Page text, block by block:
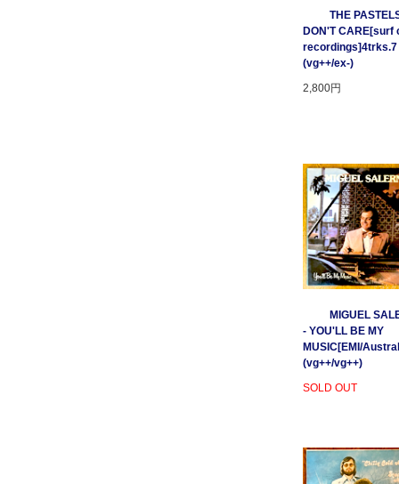
THE
DON'T CARE[surf
recordings]4trks.7
(vg++/ex-)
2,800円
MIGUEL
- YOU'LL BE MY
MUSIC[EMI/
(vg++/vg++)
SOLD OUT